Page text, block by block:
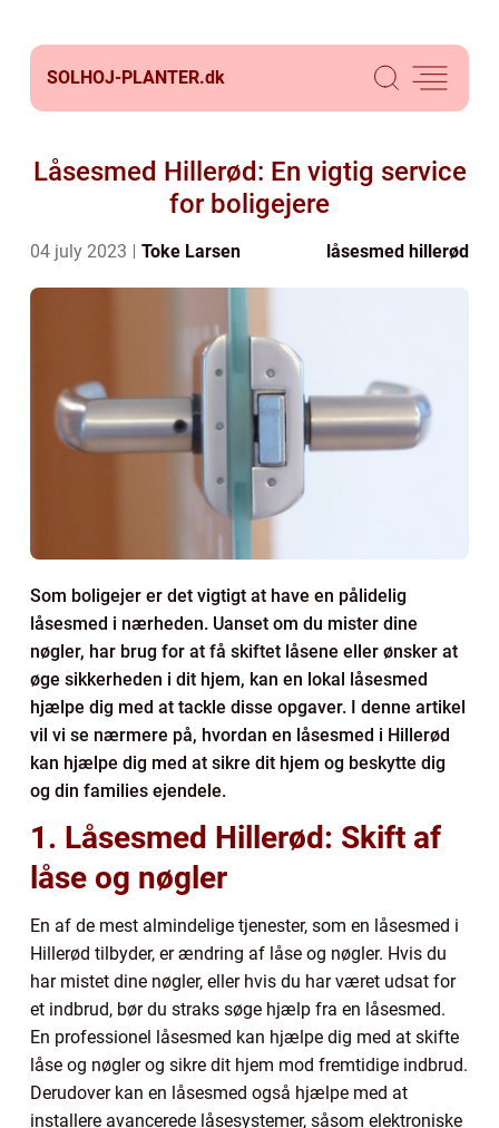
SOLHOJ-PLANTER.dk
Låsesmed Hillerød: En vigtig service
for boligejere
04 july 2023 Toke Larsen låsesmed hillerød
Som boligejer er det vigtigt at have en pålidelig
låsesmed i nærheden. Uanset om du mister dine
nøgler, har brug for at få skiftet låsene eller ønsker at
øge sikkerheden i dit hjem, kan en lokal låsesmed
hjælpe dig med at tackle disse opgaver. I denne artikel
vil vi se nærmere på, hvordan en låsesmed i Hillerød
kan hjælpe dig med at sikre dit hjem og beskytte dig
og din families ejendele.
1. Låsesmed Hillerød: Skift af
låse og nøgler
En af de mest almindelige tjenester, som en låsesmed i
Hillerød tilbyder, er ændring af låse og nøgler. Hvis du
har mistet dine nøgler, eller hvis du har været udsat for
et indbrud, bør du straks søge hjælp fra en låsesmed.
En professionel låsesmed kan hjælpe dig med at skifte
låse og nøgler og sikre dit hjem mod fremtidige indbrud.
Derudover kan en låsesmed også hjælpe med at
installere avancerede låsesystemer, såsom elektroniske